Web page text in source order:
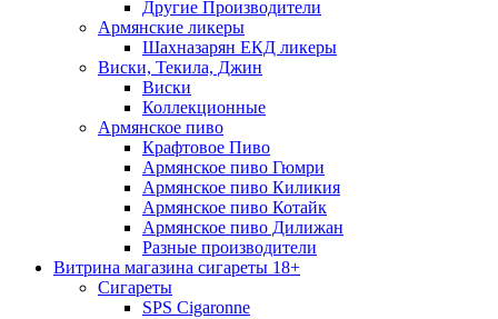
Другие Производители
Армянские ликеры
Шахназарян ЕКД ликеры
Виски, Текила, Джин
Виски
Коллекционные
Армянское пиво
Крафтовое Пиво
Армянское пиво Гюмри
Армянское пиво Киликия
Армянское пиво Котайк
Армянское пиво Дилижан
Разные производители
Витрина магазина сигареты 18+
Cигареты
SPS Cigaronne